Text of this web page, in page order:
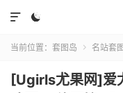


当前位置： 套图岛  名站套图
[Ugirls尤果网]爱